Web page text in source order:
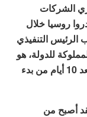
الشركات
روسيا خلال
الرئيس التنفيذي
للدولة، هو
الآخر استقال من منصبه وغادر الى إسرائيل بعد 10 أيام من بدء
أصبح من